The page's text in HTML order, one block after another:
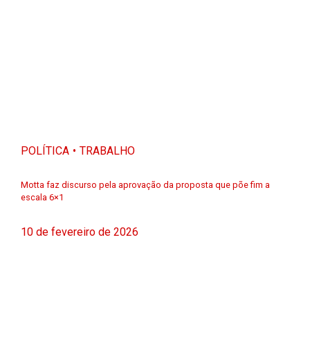
POLÍTICA TRABALHO
Motta faz discurso pela aprovação da proposta que põe fim a
escala 6×1
10 de fevereiro de 2026